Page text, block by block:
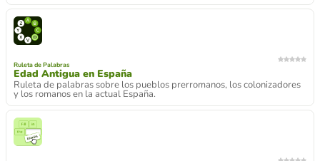
Ruleta de Palabras
Edad Antigua en España
Ruleta de palabras sobre los pueblos prerromanos, los colonizadores
y los romanos en la actual España.